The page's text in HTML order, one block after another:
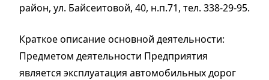
район, ул. Байсеитовой, 40, н.п.71, тел. 338-29-95.
Краткое описание основной деятельности:
Предметом деятельности Предприятия
является эксплуатация автомобильных дорог